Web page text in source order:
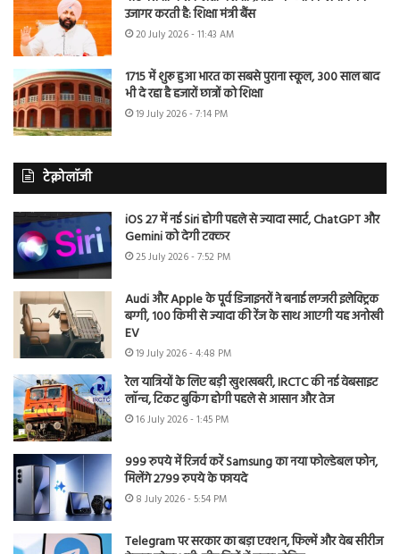
उजागर करती है: शिक्षा मंत्री बैंस
20 July 2026 - 11:43 AM
1715 में शुरू हुआ भारत का सबसे पुराना स्कूल, 300 साल बाद
भी दे रहा है हजारों छात्रों को शिक्षा
19 July 2026 - 7:14 PM
टेक्नोलॉजी
iOS 27 में नई Siri होगी पहले से ज्यादा स्मार्ट, ChatGPT और
Gemini को देगी टक्कर
25 July 2026 - 7:52 PM
Audi और Apple के पूर्व डिजाइनरों ने बनाई लग्जरी इलेक्ट्रिक
बग्गी, 100 किमी से ज्यादा की रेंज के साथ आएगी यह अनोखी
EV
19 July 2026 - 4:48 PM
रेल यात्रियों के लिए बड़ी खुशखबरी, IRCTC की नई वेबसाइट
लॉन्च, टिकट बुकिंग होगी पहले से आसान और तेज
16 July 2026 - 1:45 PM
999 रुपये में रिजर्व करें Samsung का नया फोल्डेबल फोन,
मिलेंगे 2799 रुपये के फायदे
8 July 2026 - 5:54 PM
Telegram पर सरकार का बड़ा एक्शन, फिल्में और वेब सीरीज